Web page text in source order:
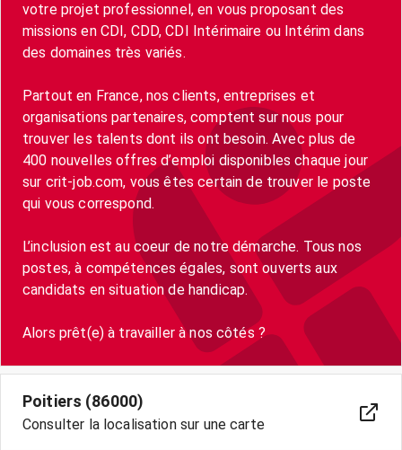
votre projet professionnel, en vous proposant des
missions en CDI, CDD, CDI Intérimaire ou Intérim dans
des domaines très variés.
Partout en France, nos clients, entreprises et
organisations partenaires, comptent sur nous pour
trouver les talents dont ils ont besoin. Avec plus de
400 nouvelles offres d’emploi disponibles chaque jour
sur crit-job.com, vous êtes certain de trouver le poste
qui vous correspond.
L’inclusion est au coeur de notre démarche. Tous nos
postes, à compétences égales, sont ouverts aux
candidats en situation de handicap.
Alors prêt(e) à travailler à nos côtés ?
Poitiers (86000)
Consulter la localisation sur une carte